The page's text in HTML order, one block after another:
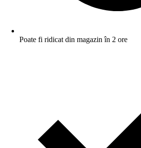
Poate fi ridicat din magazin în 2 ore